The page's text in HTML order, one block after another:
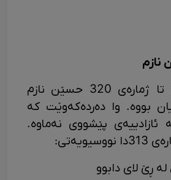
لە ژمارەی 260 تا ژمارەی 320 حسێن نازم
بووە. وا دەردەکەوێت کە
ئازادییەی پێشووی نەماوە.
ڕێ لای دابوو